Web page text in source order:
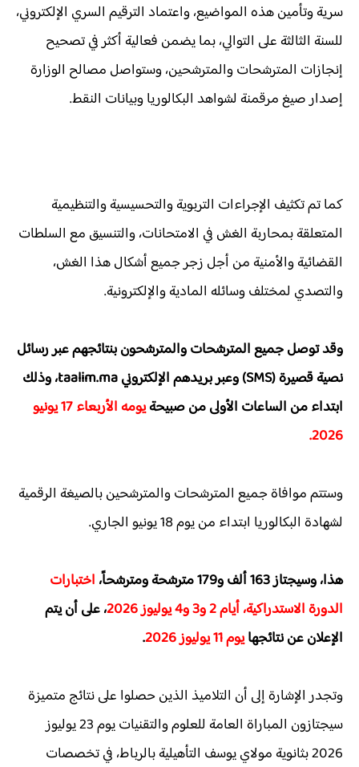
سرية وتأمين هذه المواضيع، واعتماد الترقيم السري الإلكتروني،
للسنة الثالثة على التوالي، بما يضمن فعالية أكثر في تصحيح
إنجازات المترشحات والمترشحين، وستواصل مصالح الوزارة
إصدار صيغ مرقمنة لشواهد البكالوريا وبيانات النقط.
كما تم تكثيف الإجراءات التربوية والتحسيسية والتنظيمية
المتعلقة بمحاربة الغش في الامتحانات، والتنسيق مع السلطات
القضائية والأمنية من أجل زجر جميع أشكال هذا الغش،
والتصدي لمختلف وسائله المادية والإلكترونية.
وقد توصل جميع المترشحات والمترشحون بنتائجهم عبر رسائل
نصية قصيرة (SMS) وعبر بريدهم الإلكتروني taalim.ma، وذلك
ابتداء من الساعات الأولى من صبيحة
يومه الأربعاء 17 يونيو
2026.
وستتم موافاة جميع المترشحات والمترشحين بالصيغة الرقمية
لشهادة البكالوريا ابتداء من يوم 18 يونيو الجاري.
هذا، وسيجتاز 163 ألف و179 مترشحة ومترشحاً،
اختبارات
الدورة الاستدراكية، أيام 2 و3 و4 يوليوز 2026
، على أن يتم
الإعلان عن نتائجهايوم 11 يوليوز 2026 .
وتجدر الإشارة إلى أن التلاميذ الذين حصلوا على نتائج متميزة
سيجتازون المباراة العامة للعلوم والتقنيات يوم 23 يوليوز
2026 بثانوية مولاي يوسف التأهيلية بالرباط، في تخصصات